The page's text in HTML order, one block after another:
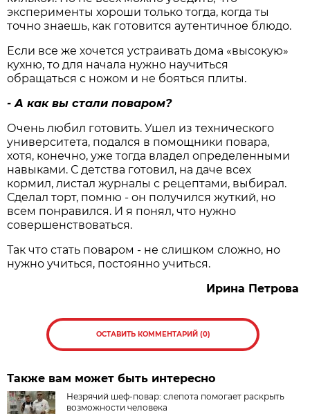
эксперименты хороши только тогда, когда ты
точно знаешь, как готовится аутентичное блюдо.
Если все же хочется устраивать дома «высокую»
кухню, то для начала нужно научиться
обращаться с ножом и не бояться плиты.
- А как вы стали поваром?
Очень любил готовить. Ушел из технического
университета, подался в помощники повара,
хотя, конечно, уже тогда владел определенными
навыками. С детства готовил, на даче всех
кормил, листал журналы с рецептами, выбирал.
Сделал торт, помню - он получился жуткий, но
всем понравился. И я понял, что нужно
совершенствоваться.
Так что стать поваром - не слишком сложно, но
нужно учиться, постоянно учиться.
Ирина Петрова
ОСТАВИТЬ КОММЕНТАРИЙ (0)
Также вам может быть интересно
Незрячий шеф-повар: cлепота помогает раскрыть
возможности человека